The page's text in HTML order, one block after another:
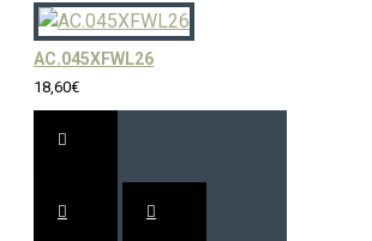
AC.045XFWL26
18,60€